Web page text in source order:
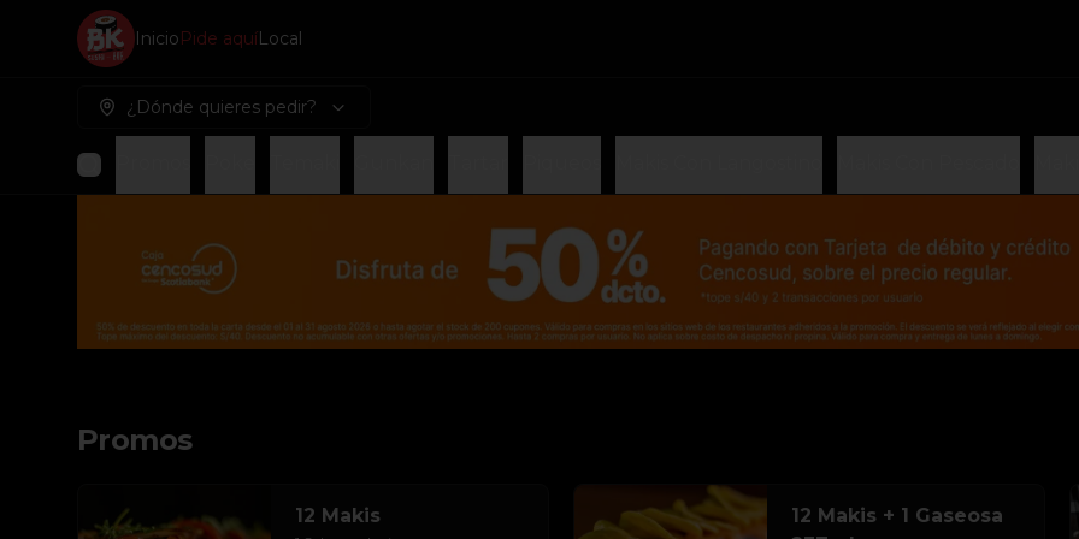
InicioPide aquíLocal
¿Dónde quieres pedir?
Promos
12 Makis
12 Makis + 1 Gaseosa